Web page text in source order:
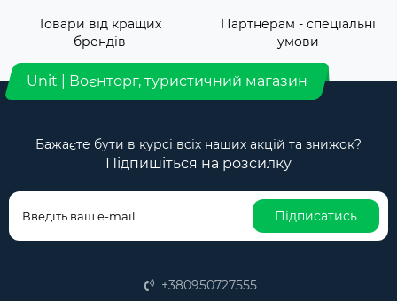
Товари від кращих
брендів
Партнерам - спеціальні
умови
Unit | Воєнторг, туристичний магазин
Бажаєте бути в курсі всіх наших акцій та знижок?
Підпишіться на розсилку
Підписатись
+380950727555